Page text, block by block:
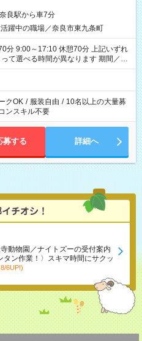
良駅から車7分
躍中の職場／奈良市東九条町
分 9:00～17:10 休憩70分 上記いずれ
べる時間が異なります 期間／即
務日／月～金の週4日
クOK / 服装自由 / 10名以上の大量募
ンスキル不要
募する 詳細へ
動物園／ナイトズーの受付案内
タン作業！〉スキマ時間にサクッ
6UP!)